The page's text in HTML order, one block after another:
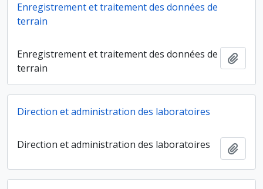
Enregistrement et traitement des données de
terrain
Enregistrement et traitement des données de
terrain
Direction et administration des laboratoires
Direction et administration des laboratoires